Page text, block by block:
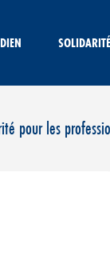
SOLIDARITÉ
pour les